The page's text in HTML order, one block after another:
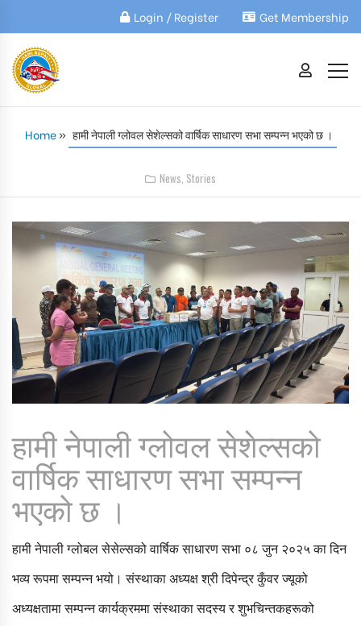
Login / Register Get Membership
Home» हामी नेपाली ग्लोवल सेशेल्सको वार्षिक साधारण सभा सम्पन्न भएको छ ।
News, Stories
हामी नेपाली ग्लोवल सेशेल्सको
वार्षिक साधारण सभा सम्पन्न
भएको छ ।
हामी नेपाली ग्लोबल सेसेल्सको वार्षिक साधारण सभा ०८ जुन २०२५ का दिन
भव्य रूपमा सम्पन्न भयो। संस्थाका अध्यक्ष श्री दिपेन्द्र कुँवर ज्यूको
अध्यक्षतामा सम्पन्न कार्यक्रममा संस्थाका सदस्य र शुभचिन्तकहरूको